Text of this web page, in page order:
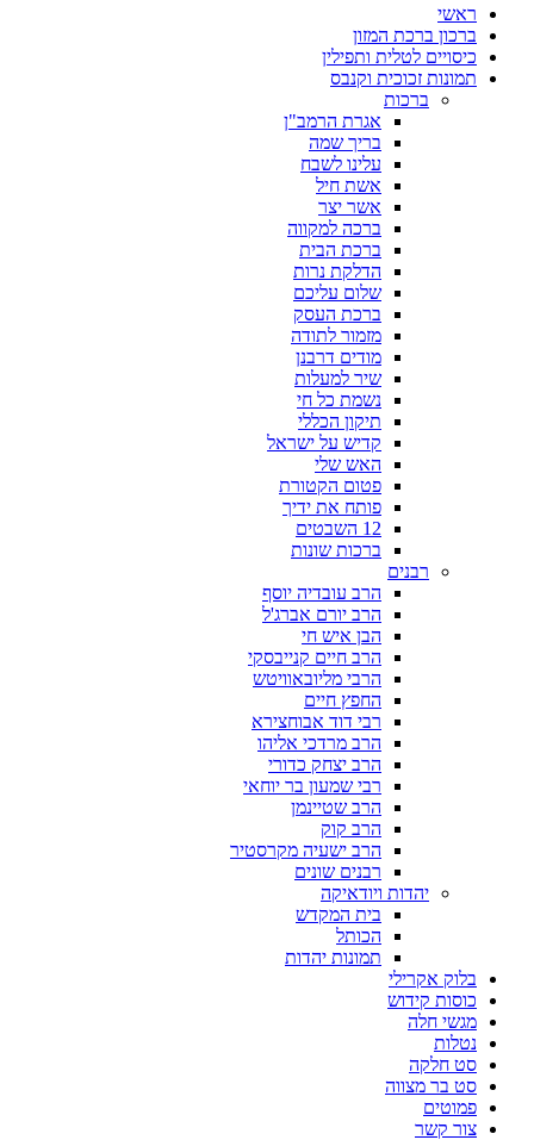
ראשי
ברכון ברכת המזון
כיסויים לטלית ותפילין
תמונות זכוכית וקנבס
ברכות
אגרת הרמב"ן
בריך שמה
עלינו לשבח
אשת חיל
אשר יצר
ברכה למקווה
ברכת הבית
הדלקת נרות
שלום עליכם
ברכת העסק
מזמור לתודה
מודים דרבנן
שיר למעלות
נשמת כל חי
תיקון הכללי
קדיש על ישראל
האש שלי
פטום הקטורת
פותח את ידיך
12 השבטים
ברכות שונות
רבנים
הרב עובדיה יוסף
הרב יורם אברג'ל
הבן איש חי
הרב חיים קנייבסקי
הרבי מליובאוויטש
החפץ חיים
רבי דוד אבוחצירא
הרב מרדכי אליהו
הרב יצחק כדורי
רבי שמעון בר יוחאי
הרב שטיינמן
הרב קוק
הרב ישעיה מקרסטיר
רבנים שונים
יהדות ויודאיקה
בית המקדש
הכותל
תמונות יהדות
בלוק אקרילי
כוסות קידוש
מגשי חלה
נטלות
סט חלקה
סט בר מצווה
פמוטים
צור קשר